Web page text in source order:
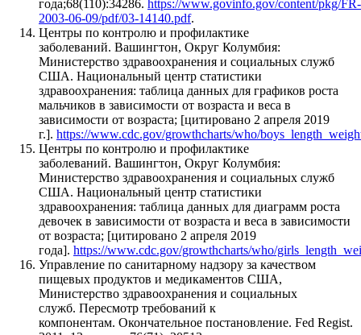
года;68(110):34286. https://www.govinfo.gov/content/pkg/FR-
2003-06-09/pdf/03-14140.pdf.
Центры по контролю и профилактике
заболеваний. Вашингтон, Округ Колумбия:
Министерство здравоохранения и социальных служб
США. Национальный центр статистики
здравоохранения: таблица данных для графиков роста
мальчиков в зависимости от возраста и веса в
зависимости от возраста; [цитировано 2 апреля 2019
г.]. https://www.cdc.gov/growthcharts/who/
Центры по контролю и профилактике
заболеваний. Вашингтон, Округ Колумбия:
Министерство здравоохранения и социальных служб
США. Национальный центр статистики
здравоохранения: таблица данных для диаграмм роста
девочек в зависимости от возраста и веса в зависимости
от возраста; [цитировано 2 апреля 2019
года]. https://www.cdc.gov/growthcharts/who/
Управление по санитарному надзору за качеством
пищевых продуктов и медикаментов США,
Министерство здравоохранения и социальных
служб. Пересмотр требований к
компонентам. Окончательное постановление. Fed Regist.